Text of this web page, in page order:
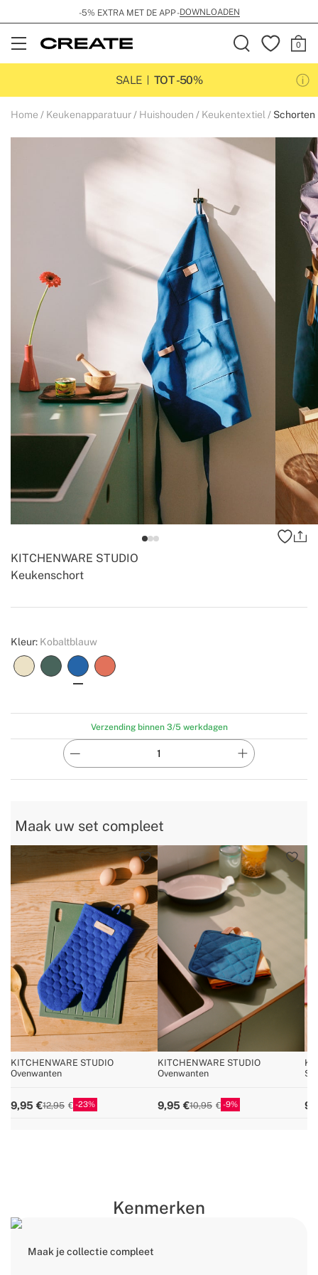
-5% EXTRA MET DE APP -DOWNLOADEN
Open
Menu
SALE
TOT -50%
Home Keukenapparatuur Huishouden Keukentextiel Schorten
Keukenschort
KITCHENWARE STUDIO
Create
Kleur: Kobaltblauw
Verzending binnen 3/5 werkdagen
Maak uw set compleet
KITCHENWARE STUDIO
Ovenwanten
9,95 12,95 23
KITCHENWARE STUDIO
Ovenwanten
9,95 10,95 9
Kenmerken
Maak je collectie compleet